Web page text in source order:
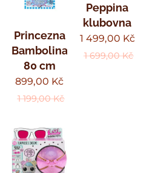
Princezna
Bambolina
80 cm
899,00 Kč
1 199,00Kč
Peppina
klubovna
1 499,00 Kč
1 699,00Kč